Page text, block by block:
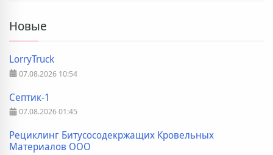
Новые
LorryTruck
07.08.2026 10:54
Септик-1
07.08.202601:45
Рециклинг Битусосодекржащих Кровельных
Материалов ООО